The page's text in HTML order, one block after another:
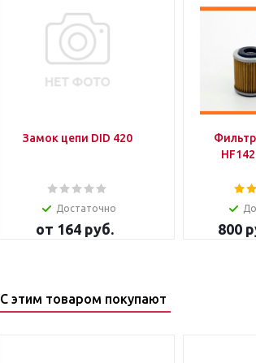
Замок цепи DID 420
Достаточно
от 164 руб. 800
С этим товаром покупают